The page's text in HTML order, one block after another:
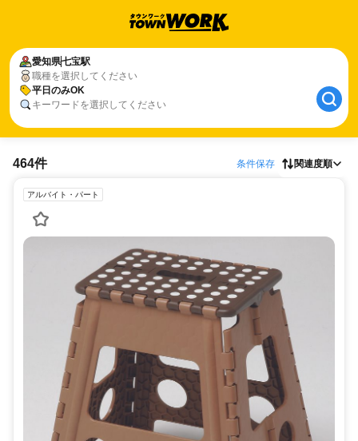
愛知県七宝駅
職種を選択してください
平日のみOK
キーワードを選択してください
464件 条件保存 関連度順
アルバイト・パート